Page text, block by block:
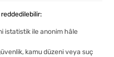
istatistik ile anonim hâle
kamu düzeni veya suç